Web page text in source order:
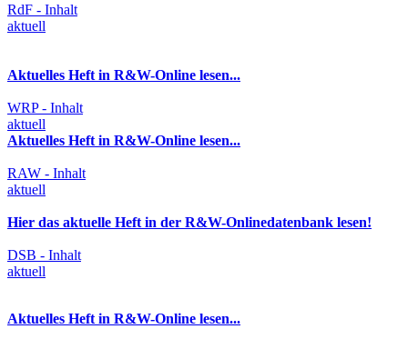
RdF - Inhalt
aktuell
Aktuelles Heft in R&W-Online lesen...
WRP - Inhalt
aktuell
Aktuelles Heft in R&W-Online lesen...
RAW - Inhalt
aktuell
Hier das aktuelle Heft in der R&W-Onlinedatenbank lesen!
DSB - Inhalt
aktuell
Aktuelles Heft in R&W-Online lesen...